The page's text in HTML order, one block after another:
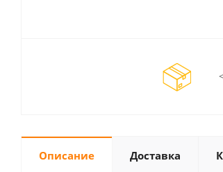
Описание Доставка